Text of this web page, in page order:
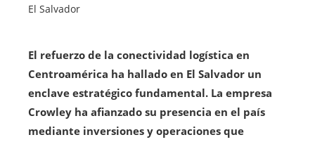
El Salvador
El refuerzo de la conectividad logística en
Centroamérica ha hallado en El Salvador un
enclave estratégico fundamental. La empresa
Crowley ha afianzado su presencia en el país
mediante inversiones y operaciones que